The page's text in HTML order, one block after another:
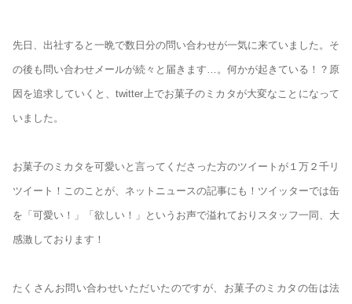
先日、出社すると一晩で数日分の問い合わせが一気に来ていました。そ
の後も問い合わせメールが続々と届きます…。何かが起きている！？原
因を追求していくと、twitter上でお菓子のミカタが大変なことになって
いました。
お菓子のミカタを可愛いと言ってくださった方のツイートが１万２千リ
ツイート！このことが、ネットニュースの記事にも！ツイッターでは缶
を「可愛い！」「欲しい！」というお声で溢れておりスタッフ一同、大
感激しております！
たくさんお問い合わせいただいたのですが、お菓子のミカタの缶は法